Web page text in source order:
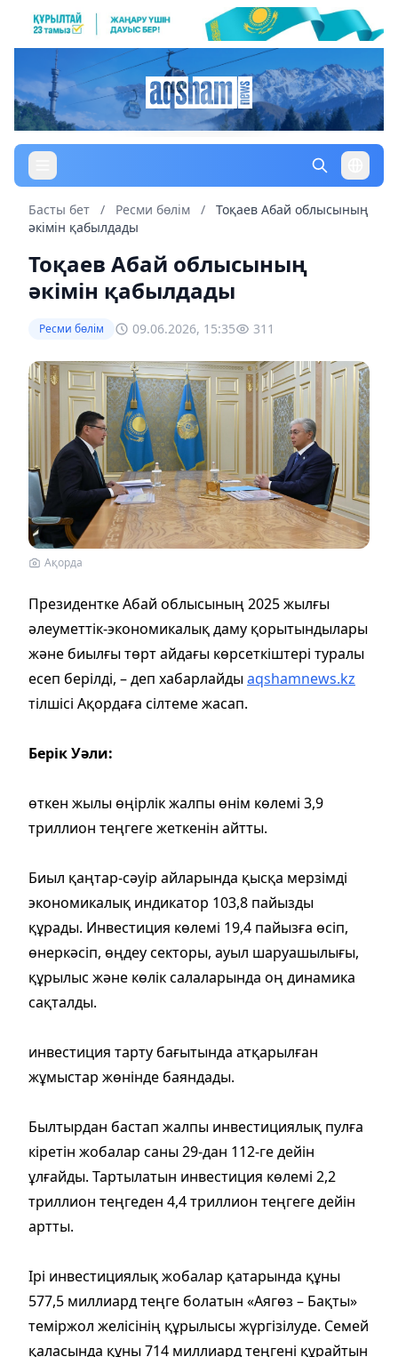
Басты бет / Ресми бөлім /
Тоқаев Абай облысының
әкімін қабылдады
Тоқаев Абай облысының
әкімін қабылдады
Ресми бөлім 09.06.2026, 15:35 311
Ақорда
Президентке Абай облысының 2025 жылғы
әлеуметтік-экономикалық даму қорытындылары
және биылғы төрт айдағы көрсеткіштері туралы
есеп берілді, – деп хабарлайдыaqshamnews.kz
тілшісі Ақордаға сілтеме жасап.
Берік Уәли:
өткен жылы өңірлік жалпы өнім көлемі 3,9
триллион теңгеге жеткенін айтты.
Биыл қаңтар-сәуір айларында қысқа мерзімді
экономикалық индикатор 103,8 пайызды
құрады. Инвестиция көлемі 19,4 пайызға өсіп,
өнеркәсіп, өңдеу секторы, ауыл шаруашылығы,
құрылыс және көлік салаларында оң динамика
сақталды.
инвестиция тарту бағытында атқарылған
жұмыстар жөнінде баяндады.
Былтырдан бастап жалпы инвестициялық пулға
кіретін жобалар саны 29-дан 112-ге дейін
ұлғайды. Тартылатын инвестиция көлемі 2,2
триллион теңгеден 4,4 триллион теңгеге дейін
артты.
Ірі инвестициялық жобалар қатарында құны
577,5 миллиард теңге болатын «Аягөз – Бақты»
теміржол желісінің құрылысы жүргізілуде. Семей
қаласында құны 714 миллиард теңгені құрайтын